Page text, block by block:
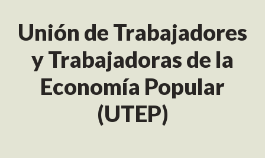
Unión de Trabajadores
y Trabajadoras de la
Economía Popular
(UTEP)